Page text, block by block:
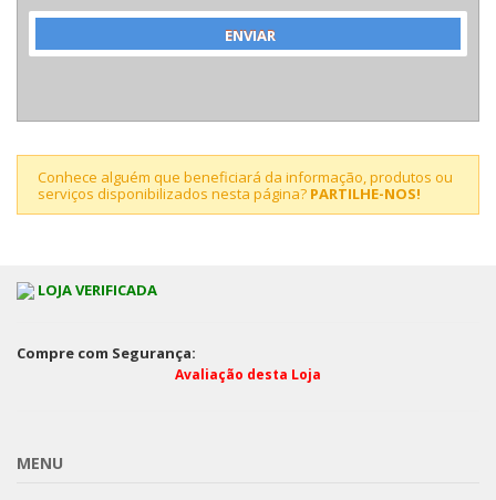
Conhece alguém que beneficiará da informação, produtos ou
serviços disponibilizados nesta página? PARTILHE-NOS!
LOJA VERIFICADA
Compre com Segurança:
Avaliação desta Loja
MENU